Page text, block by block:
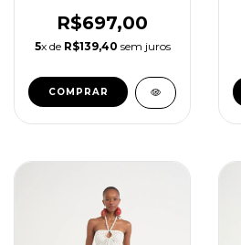
R$697,00
5x de R$139,40 sem juros
COMPRAR